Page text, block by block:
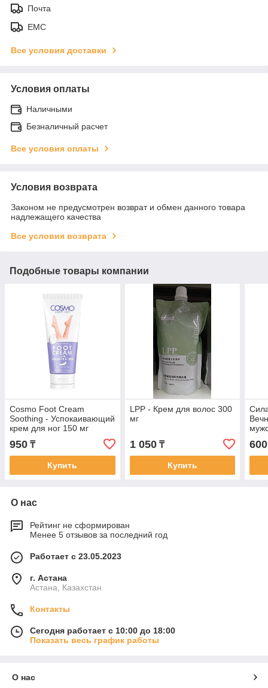
Почта
ЕМС
Все условия доставки
Условия оплаты
Наличными
Безналичный расчет
Все условия оплаты
Условия возврата
Законом не предусмотрен возврат и обмен данного товара
надлежащего качества
Все условия возврата
Подобные товары компании
Cosmo Foot Cream
Soothing - Успокаивающий
крем для ног 150 мг
950 ₸
Купить
LPP - Крем для волос 300
мг
1 050₸
Купить
600
О нас
Рейтинг не сформирован
Менее 5 отзывов за последний год
Работает с 23.05.2023
г. Астана
Астана, Казахстан
Контакты
Сегодня работает с 10:00 до 18:00
Показать весь график работы
О нас